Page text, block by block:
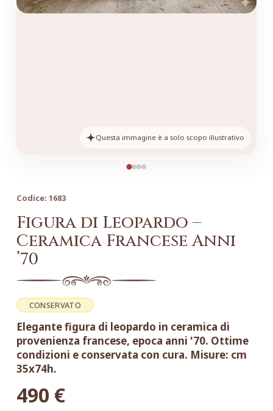
Questa immagine è a solo scopo illustrativo
Codice: 1683
Figura di Leopardo –
Ceramica Francese Anni
’70
CONSERVATO
Elegante figura di leopardo in ceramica di
provenienza francese, epoca anni '70. Ottime
condizioni e conservata con cura. Misure: cm
35x74h.
490 €